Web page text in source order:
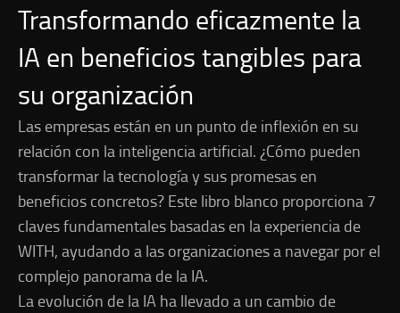
Transformando eficazmente la
IA en beneficios tangibles para
su organización
Las empresas están en un punto de inflexión en su
relación con la inteligencia artificial. ¿Cómo pueden
transformar la tecnología y sus promesas en
beneficios concretos? Este libro blanco proporciona 7
claves fundamentales basadas en la experiencia de
WITH, ayudando a las organizaciones a navegar por el
complejo panorama de la IA.
La evolución de la IA ha llevado a un cambio de